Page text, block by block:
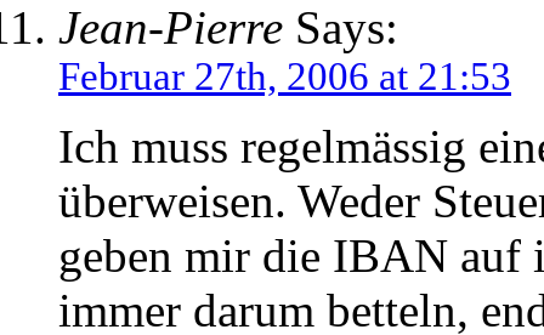
Jean-Pierre Says:
Februar 27th, 2006 at 21:53
Ich muss regelmässig
überweisen. Weder
geben mir die IBAN auf
immer darum betteln,